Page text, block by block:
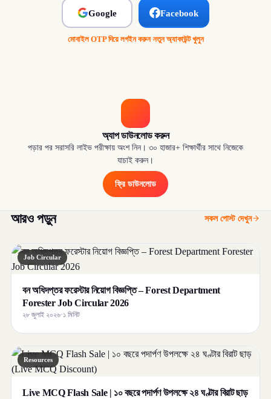
Google Facebook
মোবাইল OTP দিয়ে লগইন করুন·নতুন অ্যাকাউন্ট খুলুন
অ্যাপ ডাউনলোড করুন
পড়ার পর সরাসরি লাইভ পরীক্ষায় অংশ নিন। ৩০ হাজার+ শিক্ষার্থীর সাথে নিজেকে
যাচাই করুন।
ফ্রি ডাউনলোড
আরও পড়ুন সকল পোস্ট দেখুন
Job Circular
বন অধিদপ্তর ফরেস্টার নিয়োগ বিজ্ঞপ্তি – Forest Department
Forester Job Circular 2026
২৮ জুলাই ২০২৬·১ মিনিট
Resources
Live MCQ Flash Sale | ১০ বছরে পদার্পণ উপলক্ষে ২৪ ঘণ্টার বিরাট ছাড়